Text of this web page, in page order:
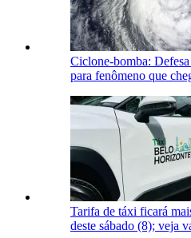
Ciclone-bomba:
para fenômeno que
Tarifa de táxi ficará
deste sábado (8); veja